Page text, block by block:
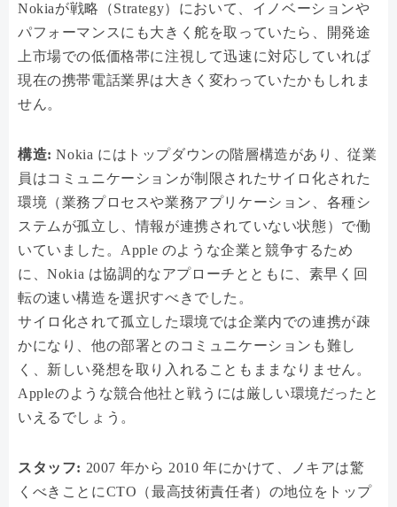
Nokiaが戦略（Strategy）において、イノベーションや
パフォーマンスにも大きく舵を取っていたら、開発途
上市場での低価格帯に注視して迅速に対応していれば
現在の携帯電話業界は大きく変わっていたかもしれま
せん。
構造: Nokia にはトップダウンの階層構造があり、従業
員はコミュニケーションが制限されたサイロ化された
環境（業務プロセスや業務アプリケーション、各種シ
ステムが孤立し、情報が連携されていない状態）で働
いていました。Apple のような企業と競争するため
に、Nokia は協調的なアプローチとともに、素早く回
転の速い構造を選択すべきでした。
サイロ化されて孤立した環境では企業内での連携が疎
かになり、他の部署とのコミュニケーションも難し
く、新しい発想を取り入れることもままなりません。
Appleのような競合他社と戦うには厳しい環境だったと
いえるでしょう。
スタッフ: 2007 年から 2010 年にかけて、ノキアは驚
くべきことにCTO（最高技術責任者）の地位をトップ